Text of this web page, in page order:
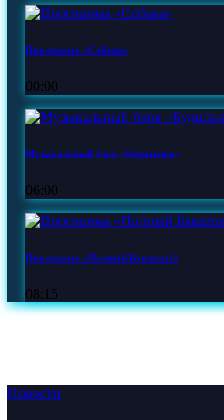
Программа «Собака»
00:00
Музыкальный блок «Будильник»
06:00
Программа «Полный Бакштаг!»
08:15
Новости